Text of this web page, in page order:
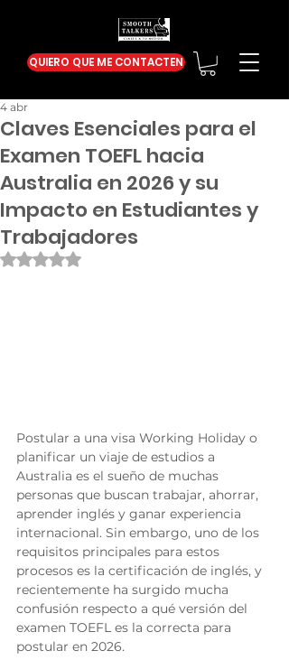
QUIERO QUE ME CONTACTEN
Claves Esenciales para el
Examen TOEFL hacia
Australia en 2026 y su
Impacto en Estudiantes y
Trabajadores
4 abr
Obtuvo NaN de 5 estrellas.
Postular a una visa Working Holiday o
planificar un viaje de estudios a
Australia es el sueño de muchas
personas que buscan trabajar, ahorrar,
aprender inglés y ganar experiencia
internacional. Sin embargo, uno de los
requisitos principales para estos
procesos es la certificación de inglés, y
recientemente ha surgido mucha
confusión respecto a qué versión del
examen TOEFL es la correcta para
postular en 2026.